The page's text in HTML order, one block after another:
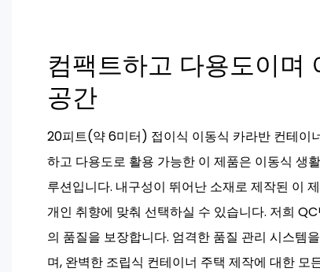
컴팩트하고 다용도이며
공간
20피트(약 6미터) 접이식 이동식 카라반 컨테이
하고 다용도로 활용 가능한 이 제품은 이동식 생
루션입니다. 내구성이 뛰어난 소재로 제작된 이
개인 취향에 맞춰 선택하실 수 있습니다. 저희
의 품질을 보장합니다. 엄격한 품질 관리 시스템
며, 완벽한 조립식 컨테이너 주택 제작에 대한 모